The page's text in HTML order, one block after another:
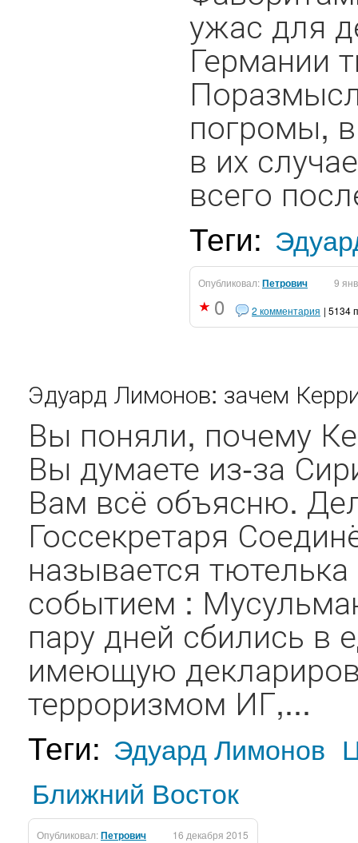
ужас для
Германии
погромы,
в их
всего
Теги:
Опубликовал:Петрович 9
0 2 комментария | 5134
Эдуард Лимонов: зачем
Вы поняли, почему
Вы думаете из-за
Вам всё объясню.
Госсекретаря
называется
событием :
пару дней сбились в
имеющую
терроризмом ИГ,...
Теги: Эдуард Лимонов
Ближний Восток
Опубликовал:Петрович 16 декабря 2015